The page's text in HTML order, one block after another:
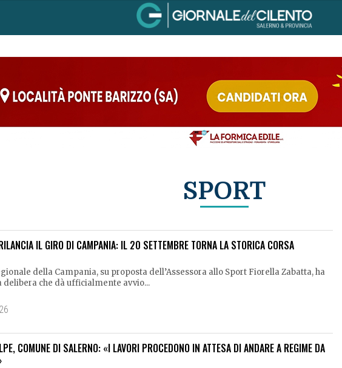
SPORT
IL GIRO DI CAMPANIA: IL 20 SETTEMBRE TORNA LA STORICA CORSA
della Campania, su proposta dell’Assessora allo Sport Fiorella Zabatta, ha
delibera che dà ufficialmente avvio...
COMUNE DI SALERNO: «I LAVORI PROCEDONO IN ATTESA DI ANDARE A REGIME DA